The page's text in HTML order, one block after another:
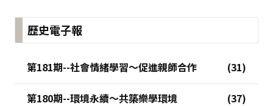
歷史電子報
第181期--社會情緒學習～促進親師合作
第180期--環境永續～共築樂學環境